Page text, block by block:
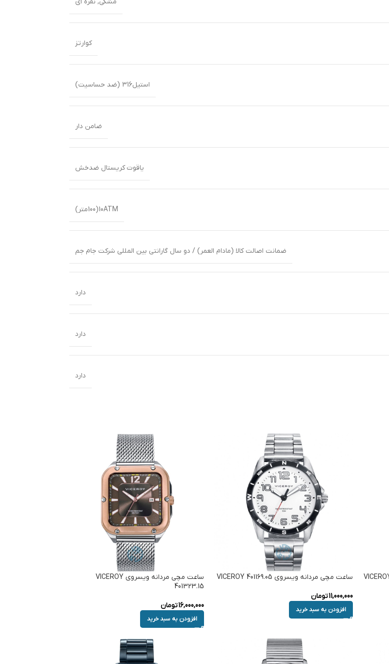
کوارتز
استیل316 (ضد حساسیت)
ضامن دار
یاقوت کریستال ضدخش
10ATM(100متر)
ضمانت اصالت کالا (مادام العمر) / دو سال گارانتی بین المللی شرکت جام جم
دارد
دارد
دارد
ساعت مچی مردانه ویسروی VICEROY 401169.05
11,000,000تومان
افزودن به سبد خرید
ساعت مچی مردانه ویسروی VICEROY
401323.15
16,000,000تومان
افزودن به سبد خرید